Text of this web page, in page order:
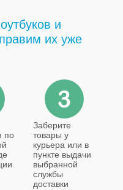
и
их уже
по
Заберите
товары у
курьера или в
пункте выдачи
выбранной
службы
доставки